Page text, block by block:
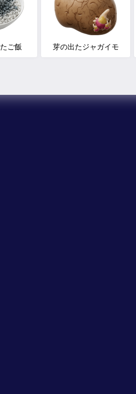
ご飯 芽の出たジャガイモ